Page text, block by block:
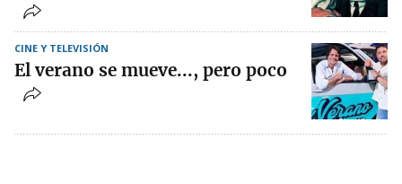
CINE Y TELEVISIÓN
El verano se mueve..., pero poco